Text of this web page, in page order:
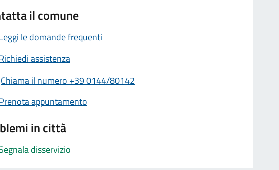
il comune
Leggi le domande frequenti
Richiedi assistenza
Chiama il numero +39 0144/80142
Prenota appuntamento
in città
Segnala disservizio